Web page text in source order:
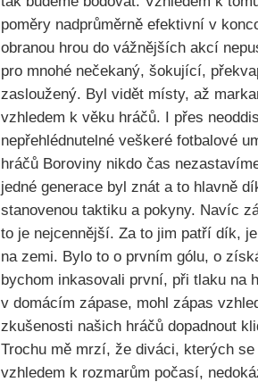
poměry nadprůměrně efektivní v
obranou hrou do vážnějších akcí
pro mnohé nečekaný, šokující,
zasloužený. Byl vidět místy, až
vzhledem k věku hráčů. I přes
nepřehlédnutelné veškeré fotbalové
hráčů Boroviny nikdo čas
jedné generace byl znát a to hlavně
stanovenou taktiku a pokyny. Navíc
to je nejcennější. Za to jim patří dík,
na zemi. Bylo to o prvním gólu, o
bychom inkasovali první, při tlaku na
v domácím zápase, mohl zápas
zkušenosti našich hráčů dopadnout
Trochu mě mrzí, že diváci, kterých
vzhledem k rozmarům počasí,